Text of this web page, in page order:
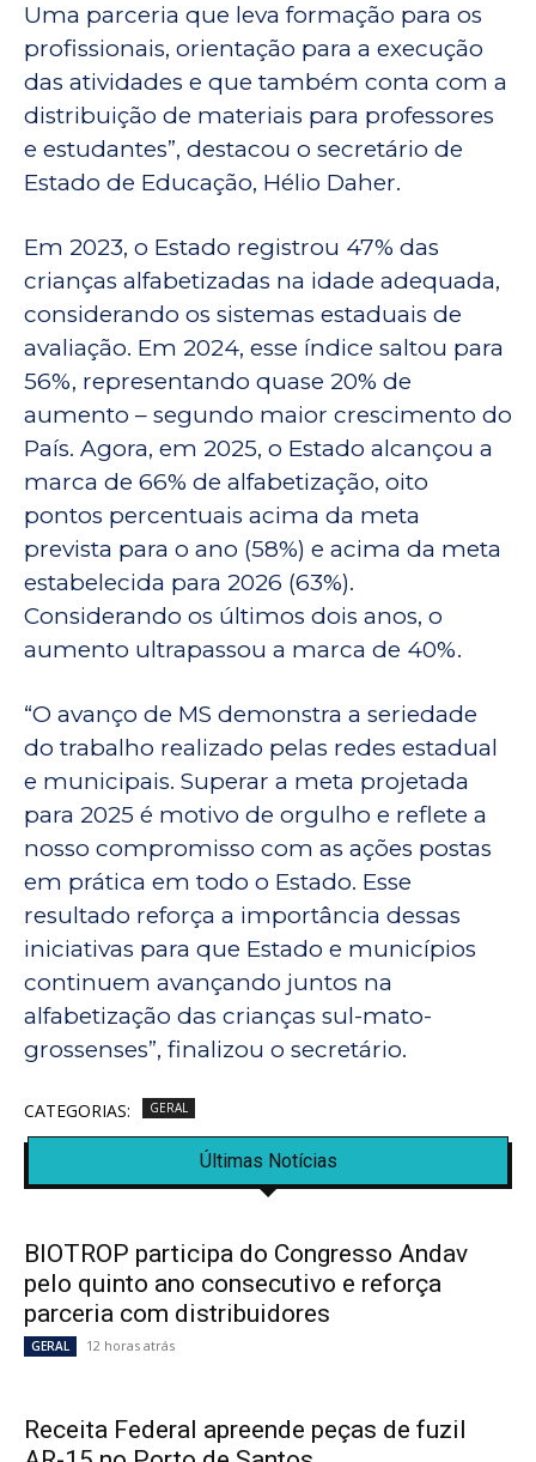
Uma parceria que leva formação para os
profissionais, orientação para a execução
das atividades e que também conta com a
distribuição de materiais para professores
e estudantes”, destacou o secretário de
Estado de Educação, Hélio Daher.
Em 2023, o Estado registrou 47% das
crianças alfabetizadas na idade adequada,
considerando os sistemas estaduais de
avaliação. Em 2024, esse índice saltou para
56%, representando quase 20% de
aumento – segundo maior crescimento do
País. Agora, em 2025, o Estado alcançou a
marca de 66% de alfabetização, oito
pontos percentuais acima da meta
prevista para o ano (58%) e acima da meta
estabelecida para 2026 (63%).
Considerando os últimos dois anos, o
aumento ultrapassou a marca de 40%.
“O avanço de MS demonstra a seriedade
do trabalho realizado pelas redes estadual
e municipais. Superar a meta projetada
para 2025 é motivo de orgulho e reflete a
nosso compromisso com as ações postas
em prática em todo o Estado. Esse
resultado reforça a importância dessas
iniciativas para que Estado e municípios
continuem avançando juntos na
alfabetização das crianças sul-mato-
grossenses”, finalizou o secretário.
CATEGORIAS: GERAL
Últimas Notícias
BIOTROP participa do Congresso Andav
pelo quinto ano consecutivo e reforça
parceria com distribuidores
GERAL 12 horas atrás
Receita Federal apreende peças de fuzil